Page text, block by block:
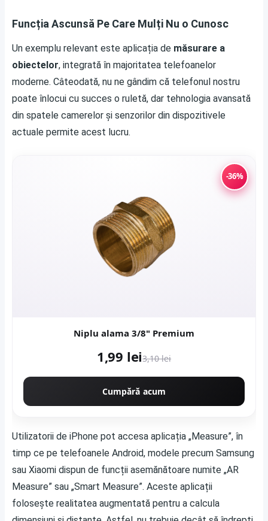
Funcția Ascunsă Pe Care Mulți Nu o Cunosc
Un exemplu relevant este aplicația de măsurare a
obiectelor, integrată în majoritatea telefoanelor
moderne. Câteodată, nu ne gândim că telefonul nostru
poate înlocui cu succes o ruletă, dar tehnologia avansată
din spatele camerelor și senzorilor din dispozitivele
actuale permite acest lucru.
-36%
Niplu alama 3/8" Premium
1,99 lei3,10 lei
Cumpără acum
Utilizatorii de iPhone pot accesa aplicația „Measure”, în
timp ce pe telefoanele Android, modele precum Samsung
sau Xiaomi dispun de funcții asemănătoare numite „AR
Measure” sau „Smart Measure”. Aceste aplicații
folosește realitatea augmentată pentru a calcula